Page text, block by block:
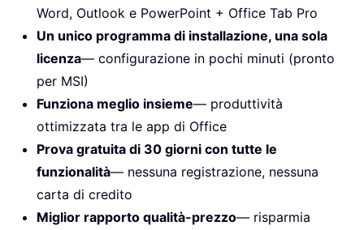
Word, Outlook e PowerPoint + Office Tab Pro
Un unico programma di installazione, una sola
licenza— configurazione in pochi minuti (pronto
per MSI)
Funziona meglio insieme— produttività
ottimizzata tra le app di Office
Prova gratuita di 30 giorni con tutte le
funzionalità— nessuna registrazione, nessuna
carta di credito
Miglior rapporto qualità-prezzo— risparmia